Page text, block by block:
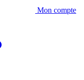
Mon compte